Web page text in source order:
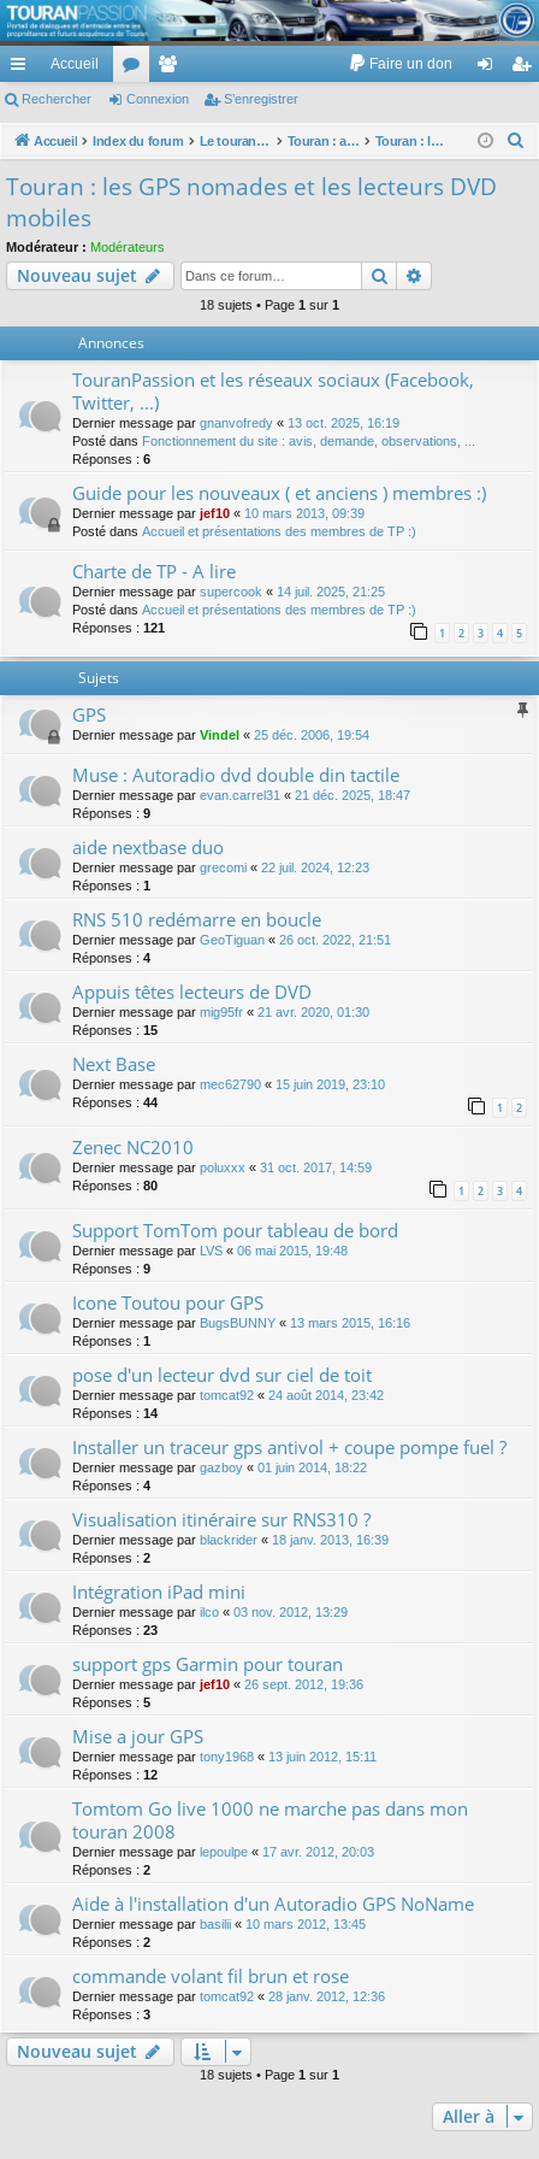
TouranPassion
Le forum des propriétaires ou futurs acquéreurs du Volkswagen Touran
cc
ès
de
Accueil
or
u
e
m
Faire un don
ne nr
Rechercher Connexion S’enregistrer
Accueil Index du forum Le touran dans ses versions I (V1 V2 V3) et II ... Touran : autoradios et GPS Touran : les GPS nomades et les lecteurs DVD mobiles
h
Touran : les GPS nomades et les lecteurs DVD
mobiles
Modérateur : Modérateurs
Nouveau sujet Rechercher
18 sujets • Page 1 sur 1
Annonces
TouranPassion et les réseaux sociaux (Facebook,
Twitter, ...)
Dernier message par gnanvofredy « 13 oct. 2025, 16:19
Posté dans Fonctionnement du site : avis, demande, observations, ...
Réponses : 6
Guide pour les nouveaux ( et anciens ) membres :)
Dernier message par jef10 « 10 mars 2013, 09:39
Posté dans Accueil et présentations des membres de TP :)
Charte de TP - A lire
Dernier message par supercook « 14 juil. 2025, 21:25
Posté dans Accueil et présentations des membres de TP :)
Réponses : 121 1 2 3 4 5
Sujets
GPS
Dernier message par Vindel « 25 déc. 2006, 19:54
Muse : Autoradio dvd double din tactile
Dernier message par evan.carrel31 « 21 déc. 2025, 18:47
Réponses : 9
aide nextbase duo
Dernier message par grecomi « 22 juil. 2024, 12:23
Réponses : 1
RNS 510 redémarre en boucle
Dernier message par GeoTiguan « 26 oct. 2022, 21:51
Réponses : 4
Appuis têtes lecteurs de DVD
Dernier message par mig95fr « 21 avr. 2020, 01:30
Réponses : 15
Next Base
Dernier message par mec62790 « 15 juin 2019, 23:10
Réponses : 44 1 2
Zenec NC2010
Dernier message par poluxxx « 31 oct. 2017, 14:59
Réponses : 80 1 2 3 4
Support TomTom pour tableau de bord
Dernier message par LVS « 06 mai 2015, 19:48
Réponses : 9
Icone Toutou pour GPS
Dernier message par BugsBUNNY « 13 mars 2015, 16:16
Réponses : 1
pose d'un lecteur dvd sur ciel de toit
Dernier message par tomcat92 « 24 août 2014, 23:42
Réponses : 14
Installer un traceur gps antivol + coupe pompe fuel ?
Dernier message par gazboy « 01 juin 2014, 18:22
Réponses : 4
Visualisation itinéraire sur RNS310 ?
Dernier message par blackrider « 18 janv. 2013, 16:39
Réponses : 2
Intégration iPad mini
Dernier message par ilco « 03 nov. 2012, 13:29
Réponses : 23
support gps Garmin pour touran
Dernier message par jef10 « 26 sept. 2012, 19:36
Réponses : 5
Mise a jour GPS
Dernier message par tony1968 « 13 juin 2012, 15:11
Réponses : 12
Tomtom Go live 1000 ne marche pas dans mon
touran 2008
Dernier message par lepoulpe « 17 avr. 2012, 20:03
Réponses : 2
Aide à l'installation d'un Autoradio GPS NoName
Dernier message par basilii « 10 mars 2012, 13:45
Réponses : 2
commande volant fil brun et rose
Dernier message par tomcat92 « 28 janv. 2012, 12:36
Réponses : 3
Nouveau sujet
18 sujets • Page 1 sur 1
Aller à